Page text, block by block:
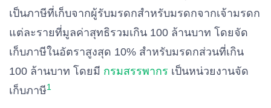
เป็นภาษีที่เก็บจากผู้รับมรดกสำหรับมรดกจากเจ้ามรดก
แต่ละรายที่มูลค่าสุทธิรวมเกิน 100 ล้านบาท โดยจัด
เก็บภาษีในอัตราสูงสุด 10% สำหรับมรดกส่วนที่เกิน
100 ล้านบาท โดยมี กรมสรรพากร เป็นหน่วยงานจัด
เก็บภาษี1